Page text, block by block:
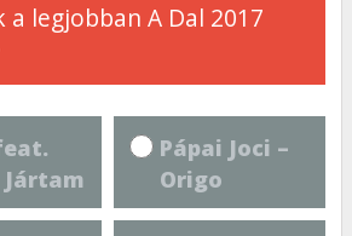
legjobban A Dal 2017
Jártam
Pápai Joci –
Origo